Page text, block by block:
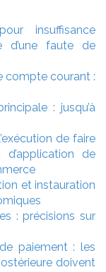
insuffisance
d’une faute de
compte courant :
: jusqu’à
de faire
de
et instauration
: précisions sur
paiement : les
doivent